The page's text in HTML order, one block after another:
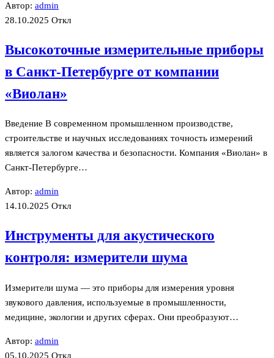
Автор: admin
28.10.2025 Откл
Высокоточные измерительные приборы
в Санкт-Петербурге от компании
«Виолан»
Введение В современном промышленном производстве,
строительстве и научных исследованиях точность измерений
является залогом качества и безопасности. Компания «Виолан» в
Санкт-Петербурге…
Автор: admin
14.10.2025 Откл
Инструменты для акустического
контроля: измерители шума
Измерители шума — это приборы для измерения уровня
звукового давления, используемые в промышленности,
медицине, экологии и других сферах. Они преобразуют…
Автор: admin
05.10.2025 Откл